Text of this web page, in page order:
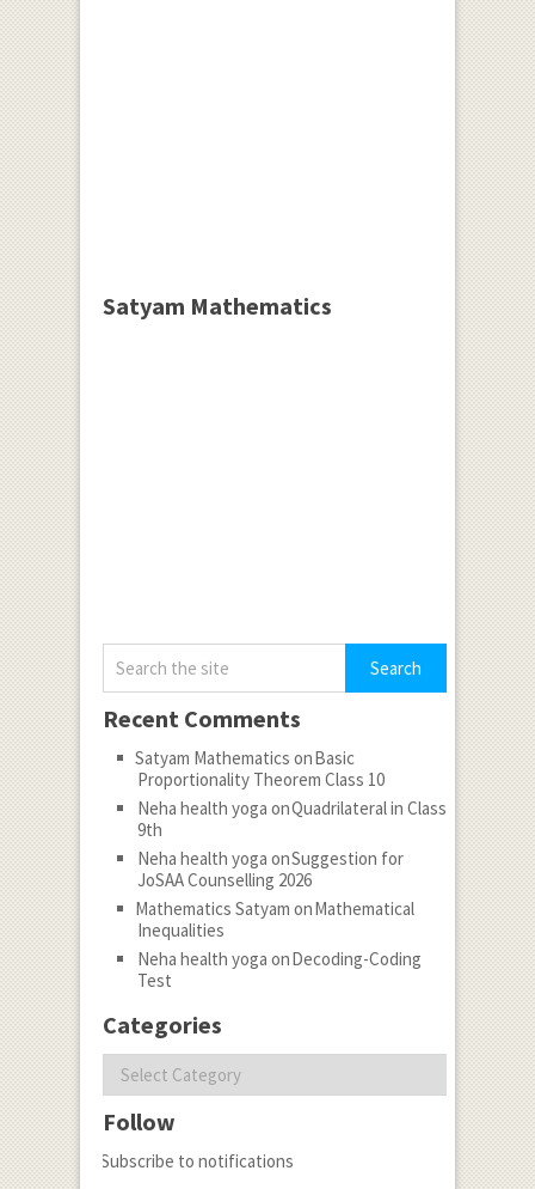
Satyam Mathematics
Recent Comments
Satyam Mathematics onBasic
Proportionality Theorem Class 10
Neha health yoga onQuadrilateral in Class
9th
Neha health yoga onSuggestion for
JoSAA Counselling 2026
Mathematics Satyam onMathematical
Inequalities
Neha health yoga onDecoding-Coding
Test
Categories
Follow
Subscribe to notifications